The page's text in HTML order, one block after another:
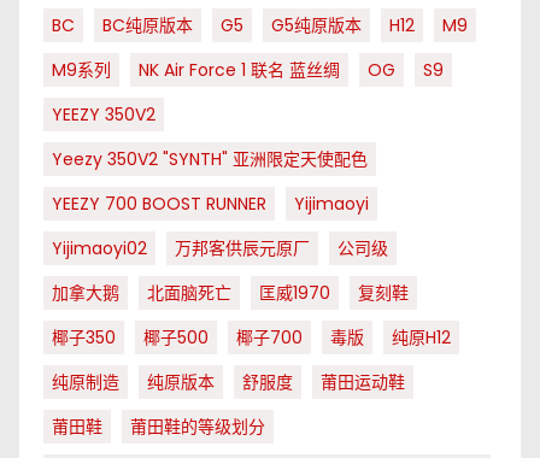
BC BC纯原版本 G5 G5纯原版本 H12
M9
M9系列
NK Air Force 1 联名 蓝丝绸 OG
S9
YEEZY 350V2
Yeezy 350V2 "SYNTH" 亚洲限定天使配色
YEEZY 700 BOOST RUNNER
Yijimaoyi
Yijimaoyi02
万邦客供辰元原厂
公司级
加拿大鹅
北面脑死亡 匡威1970
复刻鞋
椰子350
椰子500 椰子700 毒版
纯原H12
纯原制造
纯原版本 舒服度
莆田运动鞋
莆田鞋
莆田鞋的等级划分